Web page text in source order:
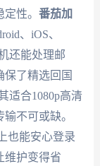
性。 番茄加
、iOS、
还能处理邮
了精选回国
适合1080p高清
不可或缺。
也能安心登录
维护变得省